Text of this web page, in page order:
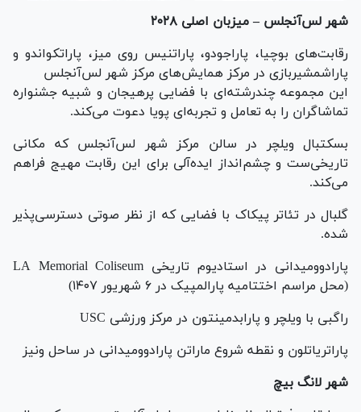
شهر لس‌آنجلس – میزبان اصلی ٢٠٢٨
رقابت‌های بوچیا، پاراجودو، پاراتنیس روی میز، پاراتکواندو و
پاراشمشیربازی در مرکز همایش‌های مرکز شهر لس‌آنجلس
این مجموعه چندرشته‌ای با فضایی پرهیجان و شبیه جشنواره
تماشاگران را به تعامل و تجربه‌ای پویا دعوت می‌کند.
بسکتبال ویلچر در سالن مرکز شهر لس‌آنجلس که مکانی
تاریخی‌ست و چشم‌انداز ایده‌آلی برای این رقابت مهیج فراهم
می‌کند.
گلبال در تئاتر پیکاک با فضایی که از نظر صوتی دسترسی‌پذیر
شده.
پارادوومیدانی در استادیوم تاریخی LA Memorial Coliseum
(محل مراسم اختتامیه پارالمپیک در ۶ شهریور ١۴٠٧)
راگبی با ویلچر و پارابدمینتون در مرکز ورزشی USC
پاراتریاتلون و نقطه شروع ماراتن پارادوومیدانی در ساحل ونیز
شهر لانگ بیچ